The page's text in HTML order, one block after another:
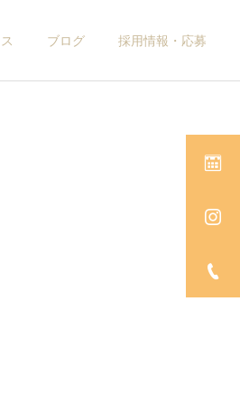
ブログ 採用情報・応募